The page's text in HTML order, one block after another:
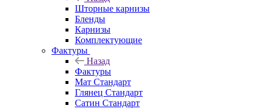
Шторные карнизы
Бленды
Карнизы
Комплектующие
Фактуры
Назад
Фактуры
Мат Стандарт
Глянец Стандарт
Сатин Стандарт